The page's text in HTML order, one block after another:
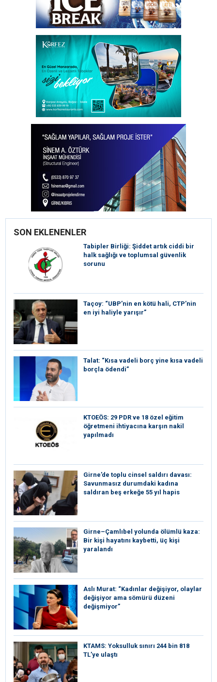
SON EKLENENLER
Tabipler Birliği: Şiddet artık ciddi bir
halk sağlığı ve toplumsal güvenlik
sorunu
Taçoy: “UBP’nin en kötü hali, CTP’nin
en iyi haliyle yarışır”
Talat: “Kısa vadeli borç yine kısa vadeli
borçla ödendi”
KTOEÖS: 29 PDR ve 18 özel eğitim
öğretmeni ihtiyacına karşın nakil
yapılmadı
Girne’de toplu cinsel saldırı davası:
Savunmasız durumdaki kadına
saldıran beş erkeğe 55 yıl hapis
Girne–Çamlıbel yolunda ölümlü kaza:
Bir kişi hayatını kaybetti, üç kişi
yaralandı
Aslı Murat: “Kadınlar değişiyor, olaylar
değişiyor ama sömürü düzeni
değişmiyor”
KTAMS: Yoksulluk sınırı 244 bin 818
TL’ye ulaştı